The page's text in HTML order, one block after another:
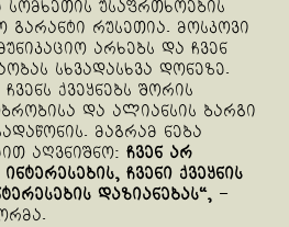
უსაფრთხოების
გარანტი რუსეთია. მოსკოვი
არხებს და ჩვენ
სხვადასხვა დონეზე.
ქვეყნებს შორის
და ალიანსის ბარგი
მაგრამ ნება
აღვნიშნო: ჩვენ არ
ჩვენი ქვეყნის
დაზიანებას“, –